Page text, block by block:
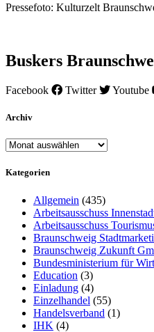
Pressefoto: Kulturzelt
Buskers
Facebook Twitter Youtube
Archiv
Archiv
Kategorien
Allgemein (435)
Arbeitsausschuss
Arbeitsausschuss
Braunschweig
Braunschweig Zukunft
Bundesministerium für
Education (3)
Einladung (4)
Einzelhandel (55)
Handelsverband (1)
IHK (4)